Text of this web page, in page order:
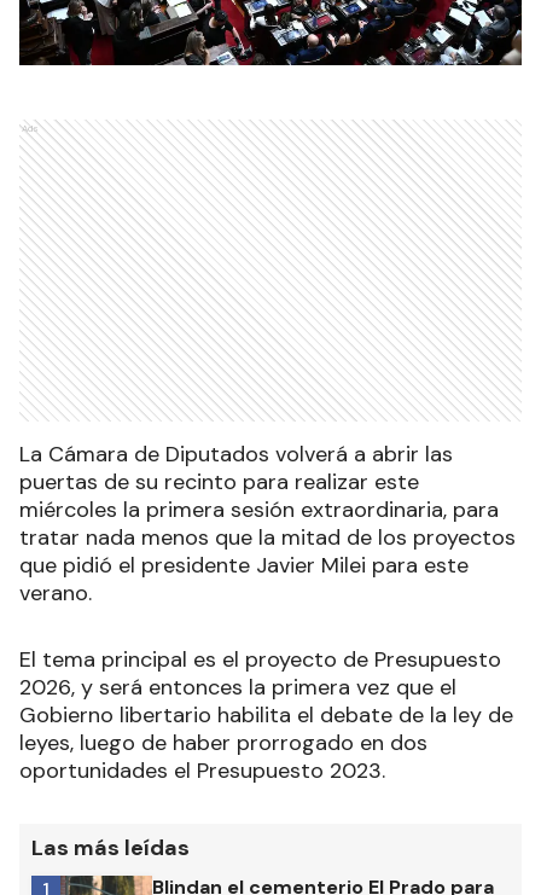
Ads
La Cámara de Diputados volverá a abrir las
puertas de su recinto para realizar este
miércoles la primera sesión extraordinaria, para
tratar nada menos que la mitad de los proyectos
que pidió el presidente Javier Milei para este
verano.
El tema principal es el proyecto de Presupuesto
2026, y será entonces la primera vez que el
Gobierno libertario habilita el debate de la ley de
leyes, luego de haber prorrogado en dos
oportunidades el Presupuesto 2023.
Las más leídas
Blindan el cementerio El Prado para